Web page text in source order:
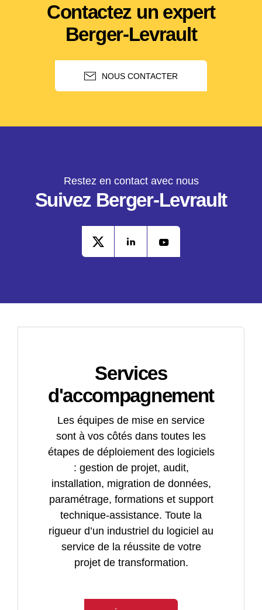
Contactez un expert
Berger-Levrault
NOUS CONTACTER
Restez en contact avec nous
Suivez Berger-Levrault
Services
d'accompagnement
Les équipes de mise en service
sont à vos côtés dans toutes les
étapes de déploiement des logiciels
: gestion de projet, audit,
installation, migration de données,
paramétrage, formations et support
technique-assistance. Toute la
rigueur d’un industriel du logiciel au
service de la réussite de votre
projet de transformation.